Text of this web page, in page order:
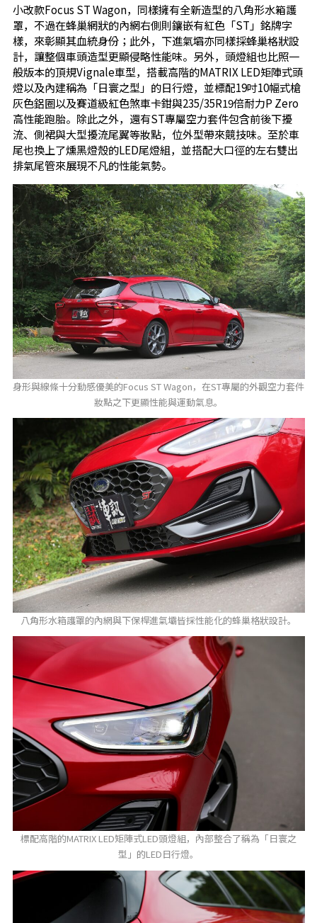
小改款Focus ST Wagon，同樣擁有全新造型的八角形水箱護
罩，不過在蜂巢網狀的內網右側則鑲嵌有紅色「ST」銘牌字
樣，來彰顯其血統身份；此外，下進氣壩亦同樣採蜂巢格狀設
計，讓整個車頭造型更顯侵略性能味。另外，頭燈組也比照一
般版本的頂規Vignale車型，搭載高階的MATRIX LED矩陣式頭
燈以及內建稱為「日寰之型」的日行燈，並標配19吋10幅式槍
灰色鋁圈以及賽道級紅色煞車卡鉗與235/35R19倍耐力P Zero
高性能跑胎。除此之外，還有ST專屬空力套件包含前後下擾
流、側裙與大型擾流尾翼等妝點，位外型帶來競技味。至於車
尾也換上了燻黑燈殼的LED尾燈組，並搭配大口徑的左右雙出
排氣尾管來展現不凡的性能氣勢。
身形與線條十分動感優美的Focus ST Wagon，在ST專屬的外觀空力套件
妝點之下更顯性能與運動氣息。
八角形水箱護罩的內網與下保桿進氣壩皆採性能化的蜂巢格狀設計。
標配高階的MATRIX LED矩陣式LED頭燈組，內部整合了稱為「日寰之
型」的LED日行燈。